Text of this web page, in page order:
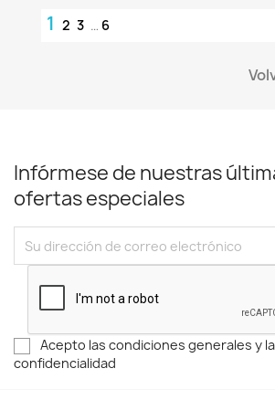
1 2 3 … 6
Infórmese de nuestras
ofertas especiales
Acepto las condiciones generales y
confidencialidad